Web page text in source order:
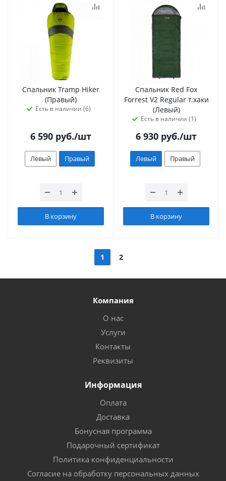
Спальник Tramp Hiker
(Правый)
Есть в наличии (6)
6 590 руб./шт
Левый Правый
В корзину
Спальник Red Fox
Forrest V2 Regular т.хаки
(Левый)
Есть в наличии (1)
6 930 руб./шт
Левый Правый
В корзину
1 2
Компания
О нас
Услуги
Контакты
Реквизиты
Информация
Оплата
Доставка
Бонусная программа
Подарочный сертификат
Политика конфиденциальности
Согласие на обработку персональных данных